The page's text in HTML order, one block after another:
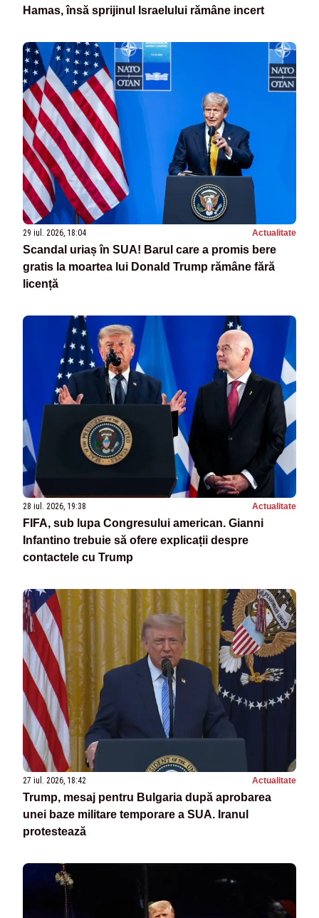
Hamas, însă sprijinul Israelului rămâne incert
29 iul. 2026, 18:04 Actualitate
Scandal uriaș în SUA! Barul care a promis bere
gratis la moartea lui Donald Trump rămâne fără
licență
28 iul. 2026, 19:38 Actualitate
FIFA, sub lupa Congresului american. Gianni
Infantino trebuie să ofere explicații despre
contactele cu Trump
27 iul. 2026, 18:42 Actualitate
Trump, mesaj pentru Bulgaria după aprobarea
unei baze militare temporare a SUA. Iranul
protestează